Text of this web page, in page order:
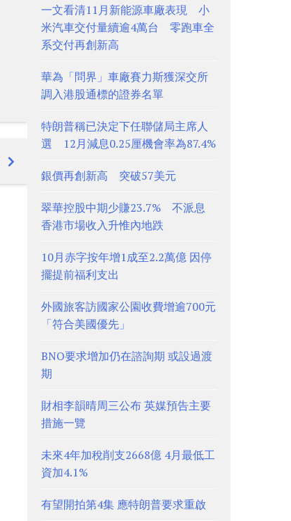
一文看清11月新能源車廠表現 小
米汽車交付量續逾4萬台 零跑車全
系交付再創新高
華為「問界」車廠賽力斯獲深交所
調入港股通標的證券名單
特朗普稱已決定下任聯儲局主席人
選 12月減息0.25厘機會率為87.4%
銀價再創新高 突破57美元
翠華控股中期少賺23.7% 不派息
香港市場收入升惟內地跌
10月赤字按年增1成至2.2萬億 因停
擺提前福利支出
外國旅客訪國家公園收費增逾700元
「符合美國優先」
BNO要求增加仍在諮詢期 或設過渡
期
財相李韻晴周三公布 英媒預告主要
措施一覽
未來4年加稅削支2668億 4月最低工
資加4.1%
有望開拍第4集 應特朗普要求重啟